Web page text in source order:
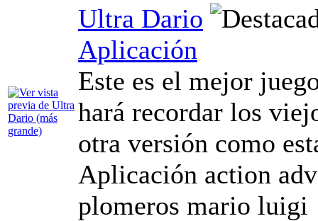
Ultra Dario
Aplicación
Este es el mejor
hará recordar los
otra versión como
Aplicación action
plomeros mario luigi